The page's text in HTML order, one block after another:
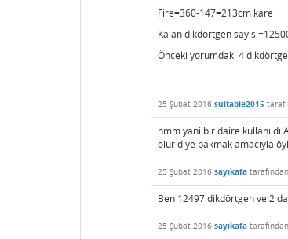
Fire=360-147=213cm kare
Kalan dikdörtgen
Önceki yorumdaki 4
25 Şubat 2016 suitable2015
hmm yani bir daire kullanıldı
olur diye bakmak amacıyla
25 Şubat 2016 sayıkafa tarafından
Ben 12497 dikdörtgen ve 2
25 Şubat 2016 sayıkafa tarafından